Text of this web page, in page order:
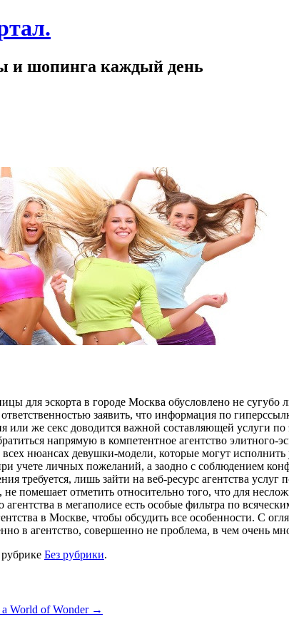
и шопинга каждый день
для эскорта в городе Москва обусловлено не
заявить, что информация по
или же секс доводится важной составляющей услуги
напрямую в компетентное агентство
нюансах девушки-модели, которые могут
учете личных пожеланий, а заодно с соблюдением
требуется, лишь зайти на веб-ресурс агентства
помешает отметить относительно того, что для
агентства в мегаполисе есть особые фильтра по
в Москве, чтобы обсудить все особенности. С
в агентство, совершенно не проблема, в чем очень
Без рубрики.
World of Wonder →